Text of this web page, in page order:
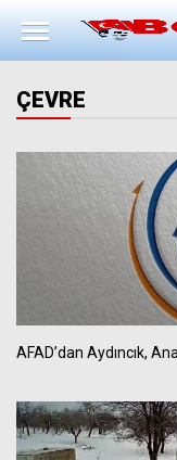
ÇEVRE
AFAD’dan Aydıncık,